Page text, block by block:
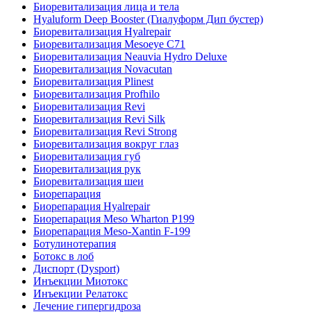
Биоревитализация лица и тела
Hyaluform Deep Booster (Гиалуформ Дип бустер)
Биоревитализация Hyalrepair
Биоревитализация Mesoeye C71
Биоревитализация Neauvia Hydro Deluxe
Биоревитализация Novacutan
Биоревитализация Plinest
Биоревитализация Profhilo
Биоревитализация Revi
Биоревитализация Revi Silk
Биоревитализация Revi Strong
Биоревитализация вокруг глаз
Биоревитализация губ
Биоревитализация рук
Биоревитализация шеи
Биорепарация
Биорепарация Hyalrepair
Биорепарация Meso Wharton P199
Биорепарация Meso-Xantin F-199
Ботулинотерапия
Ботокс в лоб
Диспорт (Dysport)
Инъекции Миотокс
Инъекции Релатокс
Лечение гипергидроза